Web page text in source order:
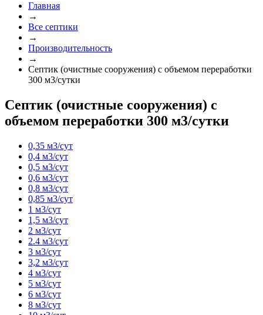
Главная
→
Все септики
→
Производительность
→
Септик (очистные сооружения) с объемом переработки
300 м3/сутки
Септик (очистные сооружения) с
объемом переработки 300 м3/сутки
0,35 м3/сут
0,4 м3/сут
0,5 м3/сут
0,6 м3/сут
0,8 м3/сут
0,85 м3/сут
1 м3/сут
1,5 м3/сут
2 м3/сут
2.4 м3/сут
3 м3/сут
3,2 м3/сут
4 м3/сут
5 м3/сут
6 м3/сут
8 м3/сут